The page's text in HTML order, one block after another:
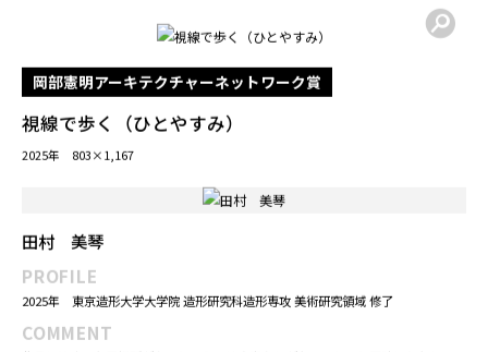
2018年-2019年 Design Festa Vol.47 、Design Festavol.48
今回アーバネットコーポレーション賞をいただくことができて光栄です。これまで
17年間、絵を続けてきて結果を残せたことが喜ばしい限りです。私の絵を見る人が
笑顔で元気になることが、私が絵に込める思いです。「太陽」をいろんな人に見て
も精進して参ります。
岡部憲明アーキテクチャーネットワーク賞
視線で歩く（ひとやすみ）